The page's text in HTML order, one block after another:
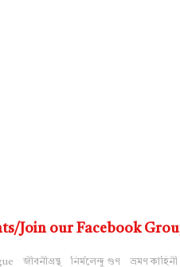
Join our Facebook
জীবনীগ্রন্থ নির্মলেন্দু গুণ ভ্রমণ কাহিনী